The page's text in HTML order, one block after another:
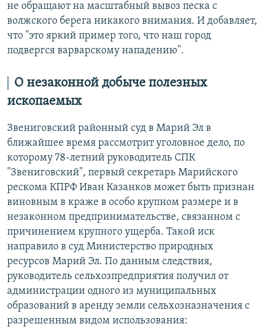
не обращают на масштабный вывоз песка с
волжского берега никакого внимания. И добавляет,
что "это яркий пример того, что наш город
подвергся варварскому нападению".
О незаконной добыче полезных
ископаемых
Звениговский районный суд в Марий Эл в
ближайшее время рассмотрит уголовное дело, по
которому 78-летний руководитель СПК
"Звениговский", первый секретарь Марийского
рескома КПРФ Иван Казанков может быть признан
виновным в краже в особо крупном размере и в
незаконном предпринимательстве, связанном с
причинением крупного ущерба. Такой иск
направило в суд Министерство природных
ресурсов Марий Эл. По данным следствия,
руководитель сельхозпредприятия получил от
администрации одного из муниципальных
образований в аренду земли сельхозназначения с
разрешенным видом использования: